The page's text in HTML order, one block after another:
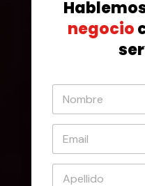
negocio